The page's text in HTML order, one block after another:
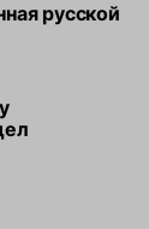
русской